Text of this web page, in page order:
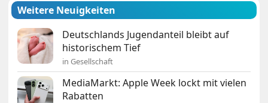
Weitere Neuigkeiten
Deutschlands Jugendanteil bleibt auf
historischem Tief
in Gesellschaft
MediaMarkt: Apple Week lockt mit vielen
Rabatten